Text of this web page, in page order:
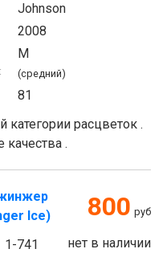
Johnson
2008
M
(средний)
81
расцветок .
.
Ice)
800 руб
нет в наличии
1-741